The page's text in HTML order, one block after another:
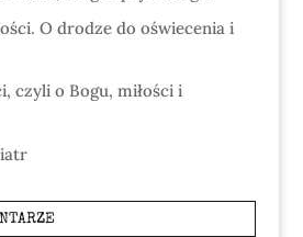
O drodze do oświecenia i
czyli o Bogu, miłości i